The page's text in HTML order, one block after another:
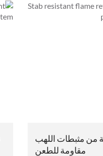
من مثبطات اللهب
مقاومة للطعن